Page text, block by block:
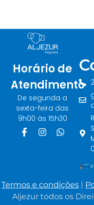
Horário de
Atendimento
De segunda a
sexta-feira das
9h00 às 15h30
Termos e condições |
Aljezur todos os